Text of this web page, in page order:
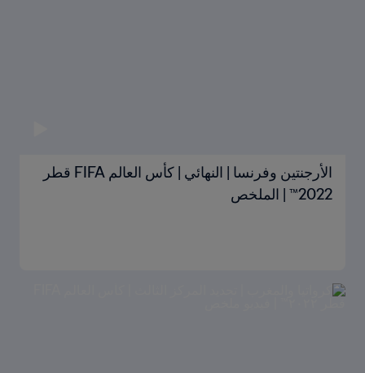
الأرجنتين وفرنسا | النهائي | كأس العالم FIFA قطر
2022™ | الملخص